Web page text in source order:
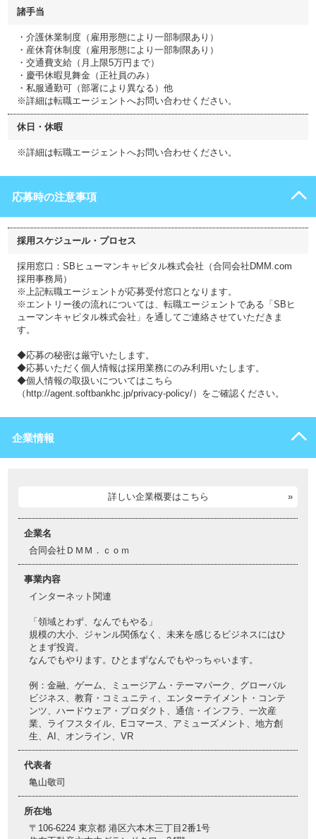
諸手当
・介護休業制度（雇用形態により一部制限あり）
・産休育休制度（雇用形態により一部制限あり）
・交通費支給（月上限5万円まで）
・慶弔休暇見舞金（正社員のみ）
・私服通勤可（部署により異なる）他
※詳細は転職エージェントへお問い合わせください。
休日・休暇
※詳細は転職エージェントへお問い合わせください。
応募時の注意事項
採用スケジュール・プロセス
採用窓口：SBヒューマンキャピタル株式会社（合同会社DMM.com
採用事務局）
※上記転職エージェントが応募受付窓口となります。
※エントリー後の流れについては、転職エージェントである「SBヒ
ューマンキャピタル株式会社」を通してご連絡させていただきま
す。
◆応募の秘密は厳守いたします。
◆応募いただく個人情報は採用業務にのみ利用いたします。
◆個人情報の取扱いについてはこちら
（http://agent.softbankhc.jp/privacy-policy/）をご確認ください。
企業情報
詳しい企業概要はこちら
企業名
合同会社ＤＭＭ．ｃｏｍ
事業内容
インターネット関連
「領域とわず、なんでもやる」
規模の大小、ジャンル関係なく、未来を感じるビジネスにはひ
とまず投資。
なんでもやります。ひとまずなんでもやっちゃいます。
例：金融、ゲーム、ミュージアム・テーマパーク、グローバル
ビジネス、教育・コミュニティ、エンターテイメント・コンテ
ンツ、ハードウェア・プロダクト、通信・インフラ、一次産
業、ライフスタイル、Eコマース、アミューズメント、地方創
生、AI、オンライン、VR
代表者
亀山敬司
所在地
〒106-6224 東京都 港区六本木三丁目2番1号